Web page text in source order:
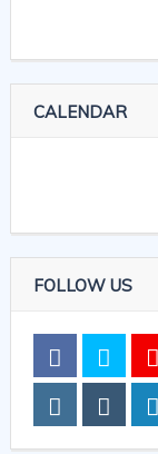
CALENDAR
FOLLOW US